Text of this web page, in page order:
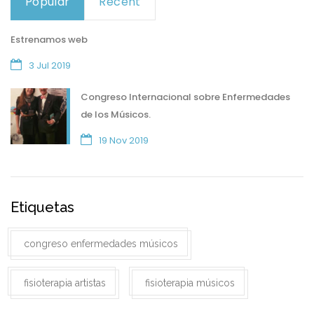
Estrenamos web
3 Jul 2019
Congreso Internacional sobre Enfermedades
de los Músicos.
19 Nov 2019
Etiquetas
congreso enfermedades músicos
fisioterapia artistas fisioterapia músicos